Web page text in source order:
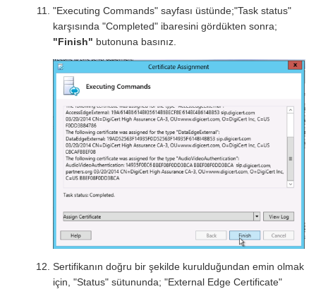
"Executing Commands" sayfası üstünde;"Task status"
karşısında "Completed" ibaresini gördükten sonra;
"Finish" butonuna basınız.
Sertifikanın doğru bir şekilde kurulduğundan emin olmak
için, "Status" sütununda; "External Edge Certificate"